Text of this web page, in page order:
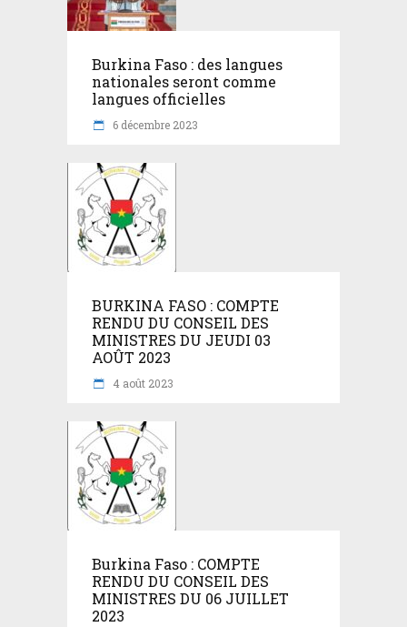
Burkina Faso : des langues
nationales seront comme
langues officielles
6 décembre 2023
BURKINA FASO : COMPTE
RENDU DU CONSEIL DES
MINISTRES DU JEUDI 03
AOÛT 2023
4 août 2023
Burkina Faso : COMPTE
RENDU DU CONSEIL DES
MINISTRES DU 06 JUILLET
2023